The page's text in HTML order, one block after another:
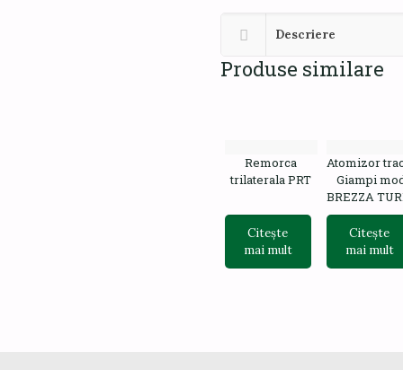
Descriere
Produse similare
Remorca
trilaterala PRT
Citește
mai mult
Atomizor
Giampi
BREZZA
Citește
mai mult